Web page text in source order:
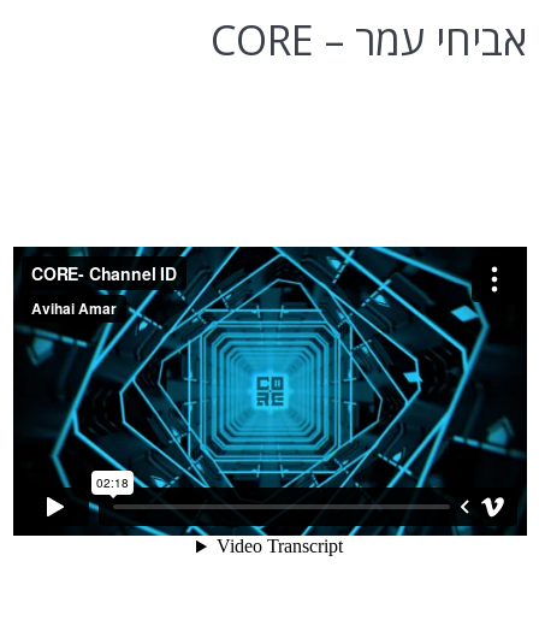
אביחי עמר – CORE